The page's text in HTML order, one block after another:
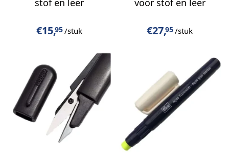
stof en leer
€15,95/stuk
voor stof en leer
€27,95/stuk